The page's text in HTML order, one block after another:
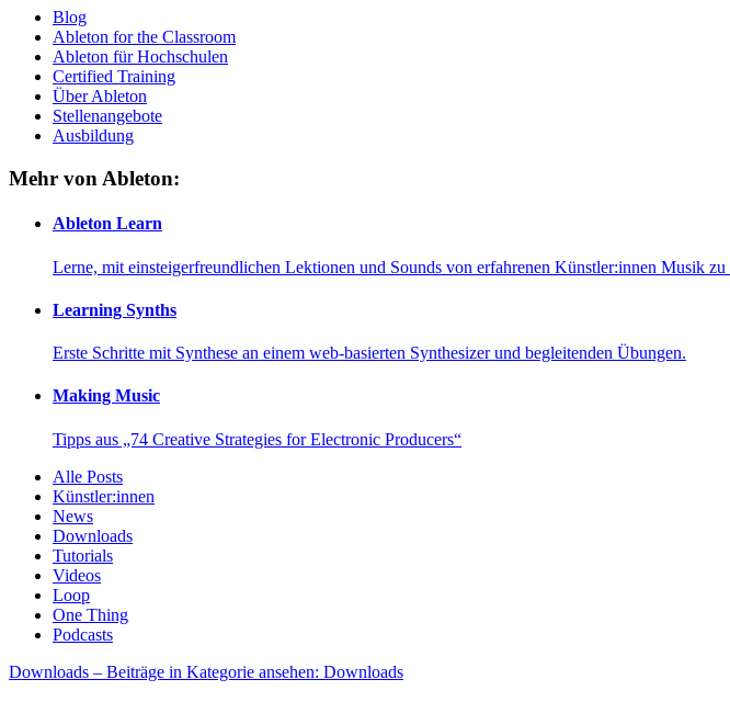
Blog
Ableton for the Classroom
Ableton für Hochschulen
Certified Training
Über Ableton
Stellenangebote
Ausbildung
Mehr von Ableton:
Ableton Learn
Lerne, mit einsteigerfreundlichen Lektionen und Sounds von erfahrenen Künstler:innen Musik zu
Learning Synths
Erste Schritte mit Synthese an einem web-basierten Synthesizer und begleitenden Übungen.
Making Music
Tipps aus „74 Creative Strategies for Electronic Producers“
Alle Posts
Künstler:innen
News
Downloads
Tutorials
Videos
Loop
One Thing
Podcasts
Downloads – Beiträge in Kategorie ansehen: Downloads